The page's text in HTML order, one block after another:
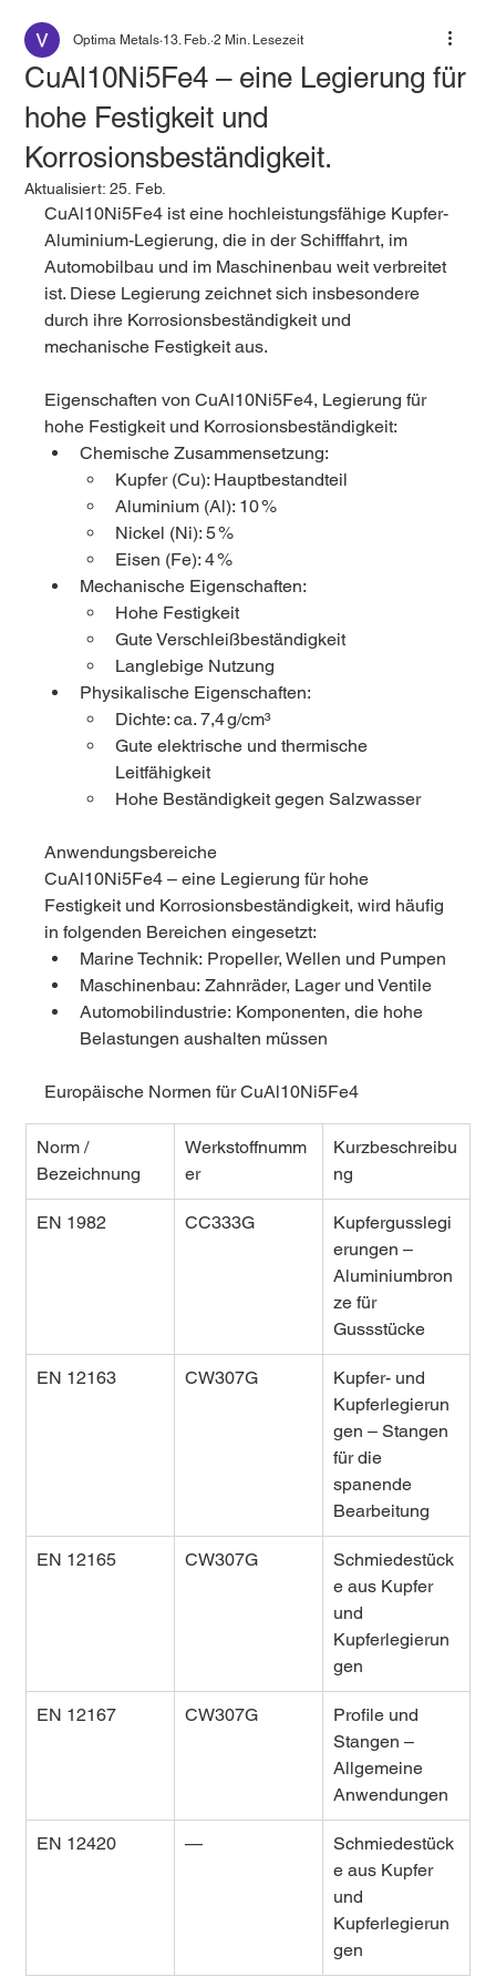
CuAl10Ni5Fe4 – eine Legierung für
hohe Festigkeit und
Korrosionsbeständigkeit.
Optima Metals 13. Feb. 2 Min. Lesezeit
Aktualisiert:25. Feb.
CuAl10Ni5Fe4 ist eine hochleistungsfähige Kupfer-
Aluminium-Legierung, die in der Schifffahrt, im
Automobilbau und im Maschinenbau weit verbreitet
ist. Diese Legierung zeichnet sich insbesondere
durch ihre Korrosionsbeständigkeit und
mechanische Festigkeit aus.
Eigenschaften von CuAl10Ni5Fe4, Legierung für
hohe Festigkeit und Korrosionsbeständigkeit:
Chemische Zusammensetzung:
Kupfer (Cu): Hauptbestandteil
Aluminium (Al): 10 %
Nickel (Ni): 5 %
Eisen (Fe): 4 %
Mechanische Eigenschaften:
Hohe Festigkeit
Gute Verschleißbeständigkeit
Langlebige Nutzung
Physikalische Eigenschaften:
Dichte: ca. 7,4 g/cm³
Gute elektrische und thermische
Leitfähigkeit
Hohe Beständigkeit gegen Salzwasser
Anwendungsbereiche
CuAl10Ni5Fe4 – eine Legierung für hohe
Festigkeit und Korrosionsbeständigkeit, wird häufig
in folgenden Bereichen eingesetzt:
Marine Technik: Propeller, Wellen und Pumpen
Maschinenbau: Zahnräder, Lager und Ventile
Automobilindustrie: Komponenten, die hohe
Belastungen aushalten müssen
Europäische Normen für CuAl10Ni5Fe4
Norm /
Bezeichnung
Werkstoffnumm
er
Kurzbeschreibu
ng
EN 1982 CC333G
Kupfergusslegi
erungen –
Aluminiumbron
ze für
Gussstücke
EN 12163 CW307G
Kupfer- und
Kupferlegierun
gen – Stangen
für die
spanende
Bearbeitung
EN 12165 CW307G
Schmiedestück
e aus Kupfer
und
Kupferlegierun
gen
EN 12167 CW307G
Profile und
Stangen –
Allgemeine
Anwendungen
EN 12420 —
Schmiedestück
e aus Kupfer
und
Kupferlegierun
gen